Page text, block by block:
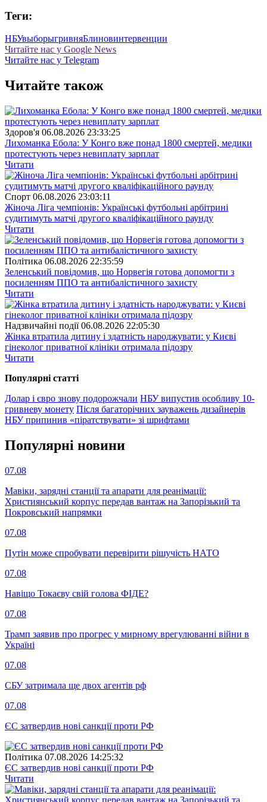
Теги:
НБУвыборыгривняБлиновинтервенции
Читайте нас у Google News
Читайте нас у Telegram
Читайте також
Здоров'я 06.08.2026 23:33:25
Лихоманка Ебола: У Конго вже понад 1800 смертей, медики
протестують через невиплату зарплат
Читати
Спорт 06.08.2026 23:03:11
Жіноча Ліга чемпіонів: Українські футбольні арбітрині
судитимуть матчі другого кваліфікаційного раунду
Читати
Полiтика 06.08.2026 22:35:59
Зеленський повідомив, що Норвегія готова допомогти з
посиленням ППО та антибалістичного захисту
Читати
Надзвичайні події 06.08.2026 22:05:30
Жінка втратила дитину і здатність народжувати: у Києві
гінеколог приватної клініки отримала підозру
Читати
Популярнi статтi
Долар і євро знову подорожчали НБУ випустив особливу 10-
гривневу монету Після багаторічних зауважень дизайнерів
НБУ припинив «піратствувати» зі шрифтами
Популярнi новини
07.08
Мавіки, зарядні станції та апарати для реанімації:
Християнський корпус передав вантаж на Запорізький та
Покровський напрямки
07.08
Путін може спробувати перевірити рішучість НАТО
07.08
Навіщо Токаєву свій голова ФІДЕ?
07.08
Трамп заявив про прогрес у мирному врегулюванні війни в
Україні
07.08
СБУ затримала ще двох агентів рф
07.08
ЄС затвердив нові санкції проти РФ
Полiтика 07.08.2026 14:25:32
ЄС затвердив нові санкції проти РФ
Читати